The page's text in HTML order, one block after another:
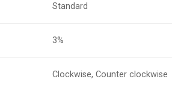
Standard
3%
Clockwise, Counter clockwise